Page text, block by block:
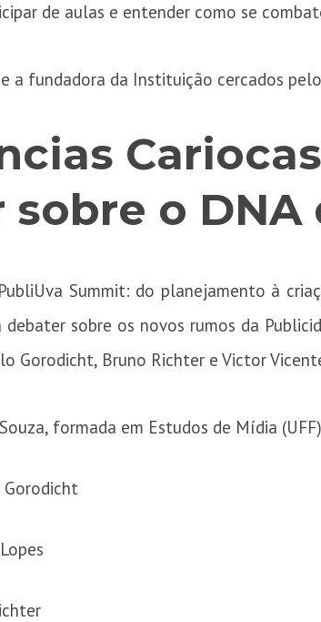
de aulas e entender como se
a fundadora da Instituição cercados
sobre o
Summit: do planejamento à
debater sobre os novos rumos da
Gorodicht, Bruno Richter e Victor
formada em Estudos de Mídia